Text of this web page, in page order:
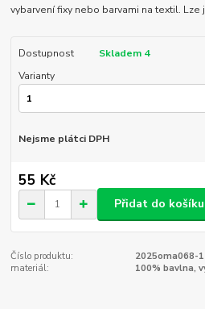
vybarvení fixy nebo barvami na textil. Lze
Dostupnost
Skladem 4
Varianty
Nejsme plátci DPH
55 Kč
Přidat do košíku
Číslo produktu:
2025oma068-1
materiál:
100% bavlna,